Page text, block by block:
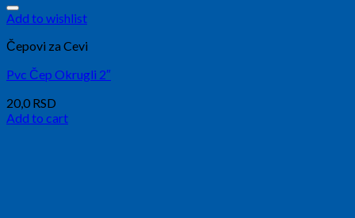
Add to wishlist
Čepovi za Cevi
Pvc Čep Okrugli 2″
20,0 RSD
Add to cart